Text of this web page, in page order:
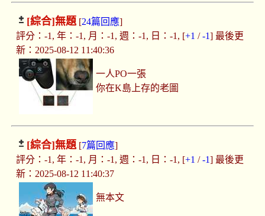
[綜合]無題[24篇回應]
評分：-1, 年：-1, 月：-1, 週：-1, 日：-1, [+1 /-1] 最後更
新：2025-08-12 11:40:36
一人PO一張
你在K島上存的老圖
[綜合]無題[7篇回應]
評分：-1, 年：-1, 月：-1, 週：-1, 日：-1, [+1 /-1] 最後更
新：2025-08-12 11:40:37
無本文